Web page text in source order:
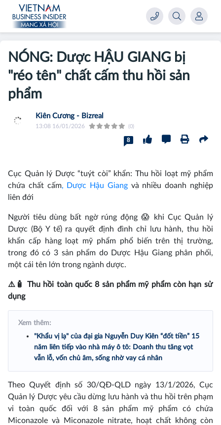
NÓNG: Dược HẬU GIANG bị
"réo tên" chất cấm thu hồi sản
phẩm
Kiên Cương - Bizreal
13:08 16/01/2026 (0)
8
Cục Quản lý Dược “tuýt còi” khẩn: Thu hồi loạt mỹ phẩm
chứa chất cấm, Dược Hậu Giangvà nhiều doanh nghiệp
liên đới
Người tiêu dùng bất ngờ rúng động 😱 khi Cục Quản lý
Dược (Bộ Y tế) ra quyết định đình chỉ lưu hành, thu hồi
khẩn cấp hàng loạt mỹ phẩm phổ biến trên thị trường,
trong đó có 3 sản phẩm do Dược Hậu Giang phân phối,
một cái tên lớn trong ngành dược.
⚠️🧴 Thu hồi toàn quốc 8 sản phẩm mỹ phẩm còn hạn sử
dụng
Xem thêm:
"Khẩu vị lạ" của đại gia Nguyễn Duy Kiên “đốt tiền” 15
năm liên tiếp vào nhà máy ô tô: Doanh thu tăng vọt
vẫn lỗ, vốn chủ âm, sống nhờ vay cá nhân
Theo Quyết định số 30/QĐ-QLD ngày 13/1/2026, Cục
Quản lý Dược yêu cầu dừng lưu hành và thu hồi trên phạm
vi toàn quốc đối với 8 sản phẩm mỹ phẩm có chứa
Miconazole và Miconazole nitrate, hoạt chất không còn